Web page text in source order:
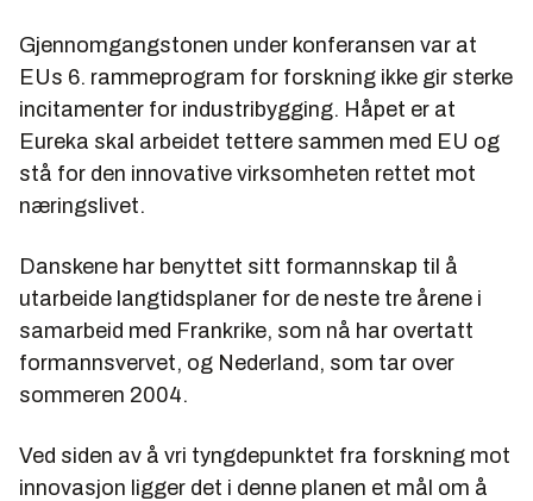
Gjennomgangstonen under konferansen var at
EUs 6. rammeprogram for forskning ikke gir sterke
incitamenter for industribygging. Håpet er at
Eureka skal arbeidet tettere sammen med EU og
stå for den innovative virksomheten rettet mot
næringslivet.
Danskene har benyttet sitt formannskap til å
utarbeide langtidsplaner for de neste tre årene i
samarbeid med Frankrike, som nå har overtatt
formannsvervet, og Nederland, som tar over
sommeren 2004.
Ved siden av å vri tyngdepunktet fra forskning mot
innovasjon ligger det i denne planen et mål om å